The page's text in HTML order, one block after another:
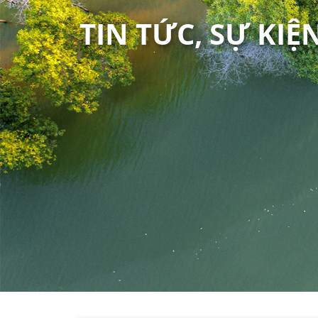
TIN TỨC, SỰ